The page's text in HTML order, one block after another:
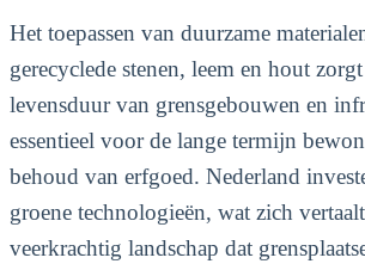
Het toepassen van duurzame
gerecyclede stenen, leem en hout
levensduur van grensgebouwen en
essentieel voor de lange termijn
behoud van erfgoed. Nederland
groene technologieën, wat zich
veerkrachtig landschap dat